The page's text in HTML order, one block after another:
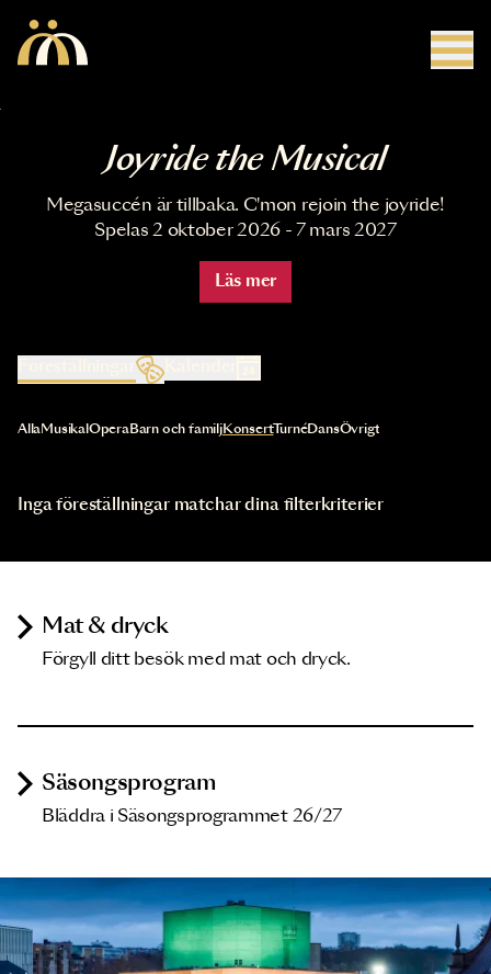
Joyride the Musical
Megasuccén är tillbaka. C'mon rejoin the joyride!
Spelas 2 oktober 2026 - 7 mars 2027
Läs mer
Kalender
Val av kategori uppdaterar innehållet automatiskt
AllaMusikal OperaBarn och familjKonsertTurnéDansÖvrigt
Inga föreställningar matchar dina filterkriterier
Mat & dryck
Förgyll ditt besök med mat och dryck.
Säsongsprogram
Bläddra i Säsongsprogrammet 26/27